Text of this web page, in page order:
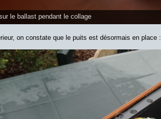
le ballast pendant le collage
on constate que le puits est désormais en place :